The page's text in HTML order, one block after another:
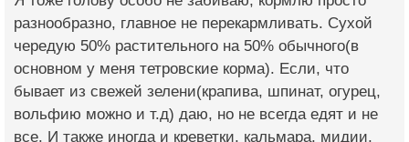
разнообразно, главное не перекармливать. Сухой
чередую 50% растительного на 50% обычного(в
основном у меня тетровские корма). Если, что
бывает из свежей зелени(крапива, шпинат, огурец,
вольфию можно и т.д) даю, но не всегда едят и не
все. И также иногда и креветки, кальмара, мидии,